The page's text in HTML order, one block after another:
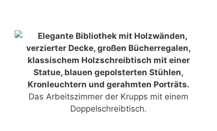
Das Arbeitszimmer der Krupps mit einem
Doppelschreibtisch.